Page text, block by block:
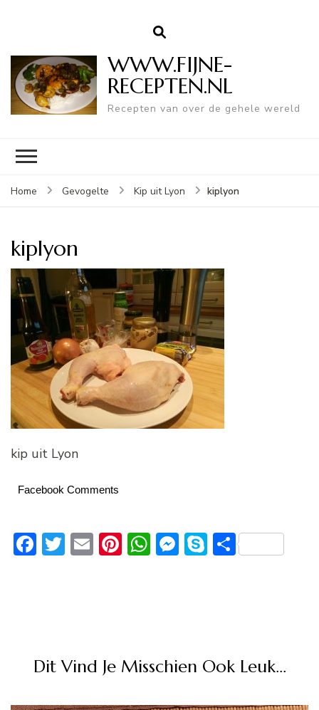
WWW.FIJNE-
RECEPTEN.NL
Recepten van over de gehele wereld
Home Gevogelte Kip uit Lyon kiplyon
kiplyon
kip uit Lyon
Facebook Comments
Facebook
Twitter
EmailPinterest
WhatsApp
Messenger
Skype
Delen
Dit Vind Je Misschien Ook Leuk...